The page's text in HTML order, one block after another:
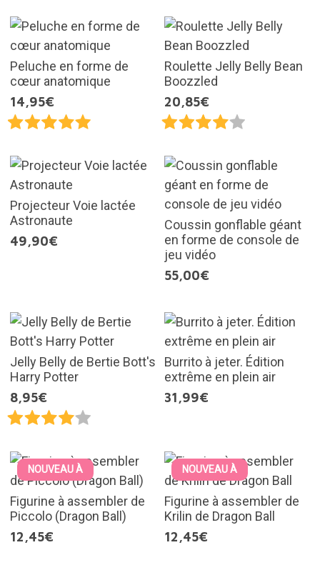
Peluche en forme de
cœur anatomique
14,95€
Roulette Jelly Belly Bean
Boozzled
20,85€
Projecteur Voie lactée
Astronaute
49,90€
Coussin gonflable géant
en forme de console de
jeu vidéo
55,00€
Jelly Belly de Bertie Bott's
Harry Potter
8,95€
Burrito à jeter. Édition
extrême en plein air
31,99€
NOUVEAU À
Figurine à assembler de
Piccolo (Dragon Ball)
12,45€
NOUVEAU À
Figurine à assembler de
Krilin de Dragon Ball
12,45€